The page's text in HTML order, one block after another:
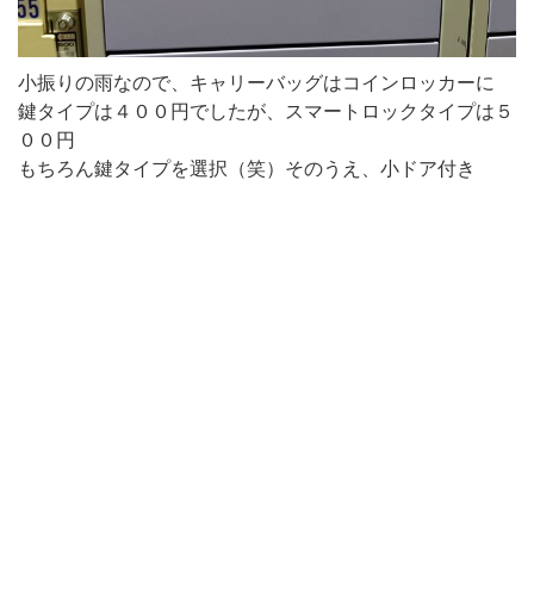
小振りの雨なので、キャリーバッグはコインロッカーに
鍵タイプは４００円でしたが、スマートロックタイプは５
００円
もちろん鍵タイプを選択（笑）そのうえ、小ドア付き